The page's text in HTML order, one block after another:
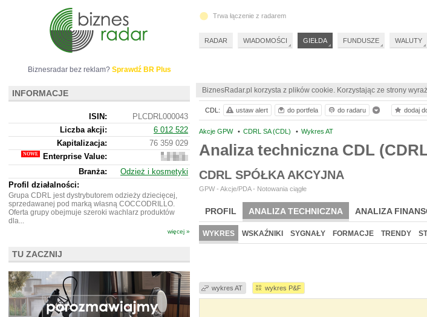
BiznesRadar.pl korzysta z plików cookie. Korzystając ze strony
Akcje GPW • CDRL SA (CDL) • Wykres AT
Analiza techniczna CDL
CDRL SPÓŁKA AKCYJNA
GPW - Akcje/PDA - Notowania ciągłe
PROFIL ANALIZA TECHNICZNA ANALIZA
WYKRES WSKAŹNIKI SYGNAŁY FORMACJE TRENDY
wykres AT wykres P&F
CDL: ustaw alert do portfela do radaru dodaj
Biznesradar bez reklam? Sprawdź BR Plus
INFORMACJE
ISIN:
PLCDRL000043
Liczba akcji:
6 012 522
Kapitalizacja:
76 359 029
Enterprise Value:
111
087
029
Branża:
Odzież i kosmetyki
Profil działalności:
Grupa CDRL jest dystrybutorem odzieży dziecięcej,
sprzedawanej pod marką własną COCCODRILLO.
Oferta grupy obejmuje szeroki wachlarz produktów
dla...
więcej »
TU ZACZNIJ
Trwa łączenie z radarem
RADAR WIADOMOŚCI GIEŁDA FUNDUSZE WALUTY